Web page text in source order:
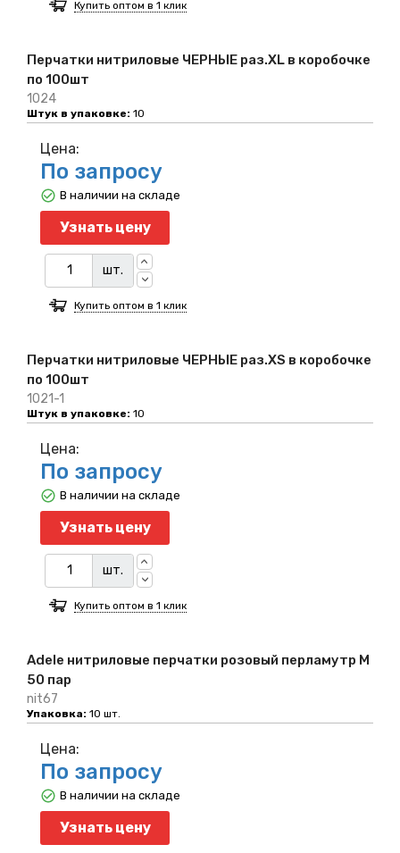
Перчатки нитриловые ЧЕРНЫЕ раз.XL в коробочке
по 100шт
1024
Штук в упаковке: 10
Купить оптом в 1 клик
Перчатки нитриловые ЧЕРНЫЕ раз.XS в коробочке
по 100шт
1021-1
Штук в упаковке: 10
Цена:
По запросу
Узнать цену
шт.
В наличии на складе
Купить оптом в 1 клик
Adele нитриловые перчатки розовый перламутр M
50 пар
nit67
Упаковка: 10 шт.
Цена:
По запросу
Узнать цену
шт.
В наличии на складе
Купить оптом в 1 клик
Цена:
По запросу
Узнать цену
В наличии на складе